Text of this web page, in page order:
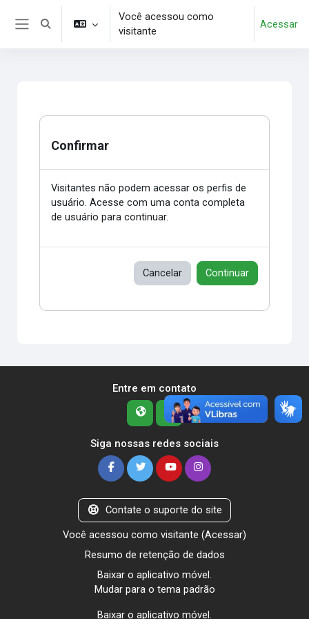
Ir para o conteúdo principal
Alternar entrada de pesquisa
Você acessou como
visitante
Acessar
Confirmar
Visitantes não podem acessar os perfis de
usuário. Acesse com uma conta completa
de usuário para continuar.
Cancelar Continuar
Entre em contato
Siga nossas redes sociais
Contate o suporte do site
Você acessou como visitante (Acessar)
Resumo de retenção de dados
Baixar o aplicativo móvel.
Mudar para o tema padrão
Baixar o aplicativo móvel.